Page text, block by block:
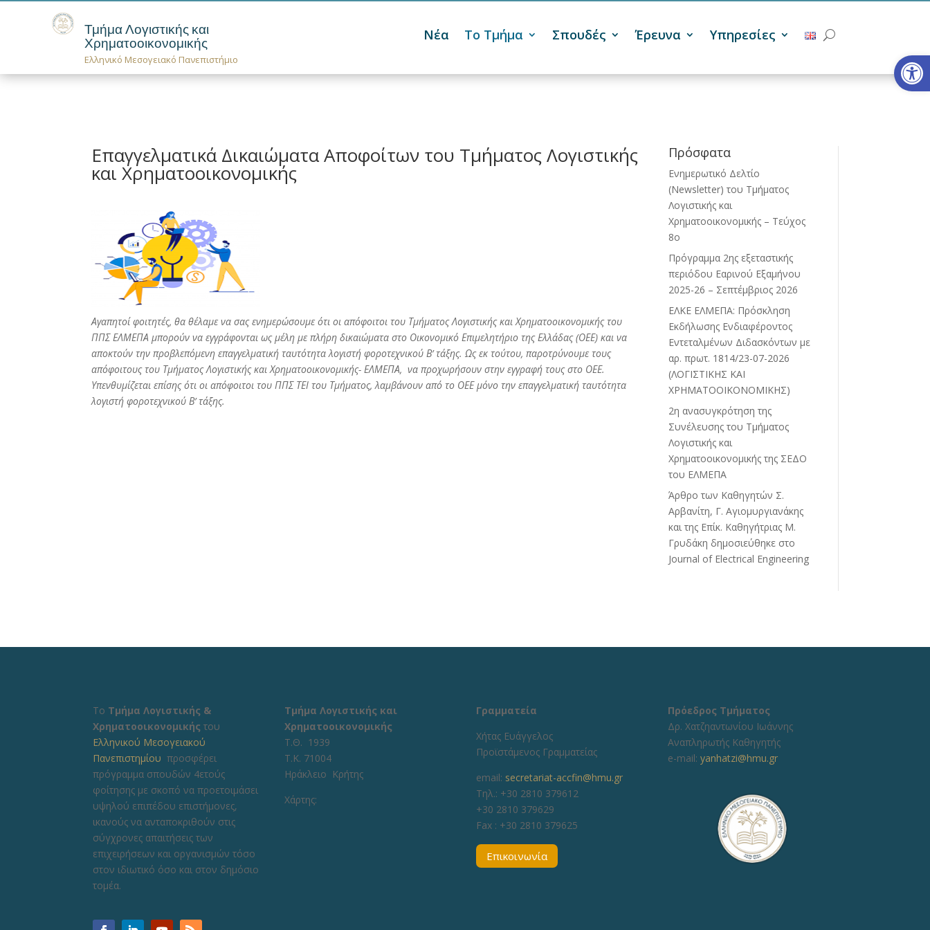
Τμήμα Λογιστικής και
Χρηματοοικονομικής
Ελληνικό Μεσογειακό Πανεπιστήμιο
Νέα Το Τμήμα Σπουδές Έρευνα Υπηρεσίες
Επαγγελματικά Δικαιώματα Αποφοίτων του Τμήματος Λογιστικής
και Χρηματοοικονομικής
Αγαπητοί φοιτητές, θα θέλαμε να σας ενημερώσουμε ότι οι απόφοιτοι του Τμήματος Λογιστικής και Χρηματοοικονομικής του
ΠΠΣ ΕΛΜΕΠΑ μπορούν να εγγράφονται ως μέλη με πλήρη δικαιώματα στο Οικονομικό Επιμελητήριο της Ελλάδας (ΟΕΕ) και να
αποκτούν την προβλεπόμενη επαγγελματική ταυτότητα λογιστή φοροτεχνικού Β’ τάξης. Ως εκ τούτου, παροτρύνουμε τους
απόφοιτους του Τμήματος Λογιστικής και Χρηματοοικονομικής- ΕΛΜΕΠΑ, να προχωρήσουν στην εγγραφή τους στο ΟΕΕ.
Υπενθυμίζεται επίσης ότι οι απόφοιτοι του ΠΠΣ ΤΕΙ του Τμήματος, λαμβάνουν από το ΟΕΕ μόνο την επαγγελματική ταυτότητα
λογιστή φοροτεχνικού Β’ τάξης.
Πρόσφατα
Ενημερωτικό Δελτίο
(Newsletter) του Τμήματος
Λογιστικής και
Χρηματοοικονομικής – Τεύχος
8ο
Πρόγραμμα 2ης εξεταστικής
περιόδου Eαρινού Eξαμήνου
2025-26 – Σεπτέμβριος 2026
ΕΛΚΕ ΕΛΜΕΠΑ: Πρόσκληση
Εκδήλωσης Ενδιαφέροντος
Εντεταλμένων Διδασκόντων με
αρ. πρωτ. 1814/23-07-2026
(ΛΟΓΙΣΤΙΚΗΣ ΚΑΙ
ΧΡΗΜΑΤΟΟΙΚΟΝΟΜΙΚΗΣ)
2η ανασυγκρότηση της
Συνέλευσης του Τμήματος
Λογιστικής και
Χρηματοοικονομικής της ΣΕΔΟ
του ΕΛΜΕΠΑ
Άρθρο των Καθηγητών Σ.
Αρβανίτη, Γ. Αγιομυργιανάκης
και της Επίκ. Καθηγήτριας Μ.
Γρυδάκη δημοσιεύθηκε στο
Journal of Electrical Engineering
Το Τμήμα Λογιστικής &
Χρηματοοικονομικήςτου
Ελληνικού Μεσογειακού
Πανεπιστημίου προσφέρει
πρόγραμμα σπουδών 4ετούς
φοίτησης με σκοπό να προετοιμάσει
υψηλού επιπέδου επιστήμονες,
ικανούς να ανταποκριθούν στις
σύγχρονες απαιτήσεις των
επιχειρήσεων και οργανισμών τόσο
στον ιδιωτικό όσο και στον δημόσιο
τομέα.
Τμήμα Λογιστικής και
Χρηματοοικονομικής
Τ.Θ. 1939
Τ.Κ. 71004
Ηράκλειο Κρήτης
Χάρτης:
Γραμματεία
Χήτας Ευάγγελος
Προϊστάμενος Γραμματείας
email: secretariat-accfin@hmu.gr
Τηλ.: +30 2810 379612
+30 2810 379629
Fax : +30 2810 379625
Επικοινωνία
Πρόεδρος Τμήματος
Δρ. Χατζηαντωνίου Ιωάννης
Αναπληρωτής Καθηγητής
e-mail: yanhatzi@hmu.gr